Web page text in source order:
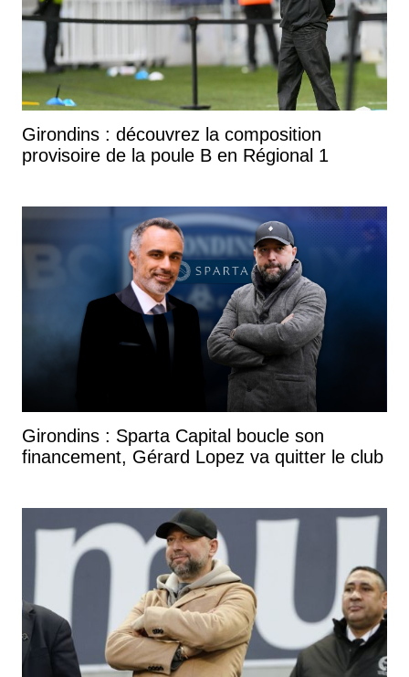
Girondins : découvrez la composition
provisoire de la poule B en Régional 1
Girondins : Sparta Capital boucle son
financement, Gérard Lopez va quitter le club